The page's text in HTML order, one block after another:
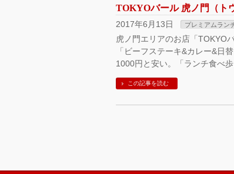
TOKYOバール 虎ノ門（ト
2017年6月13日 プレミアムラン
虎ノ門エリアのお店「TOKYO
「ビーフステーキ&カレー&日
1000円と安い。「ランチ食べ
この記事を読む